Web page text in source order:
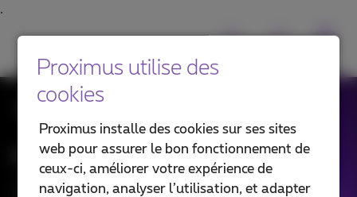
Filtrer les news par :
Catégories
Proximus utilise des
cookies
Proximus installe des cookies sur ses sites
web pour assurer le bon fonctionnement de
ceux-ci, améliorer votre expérience de
navigation, analyser l’utilisation, et adapter